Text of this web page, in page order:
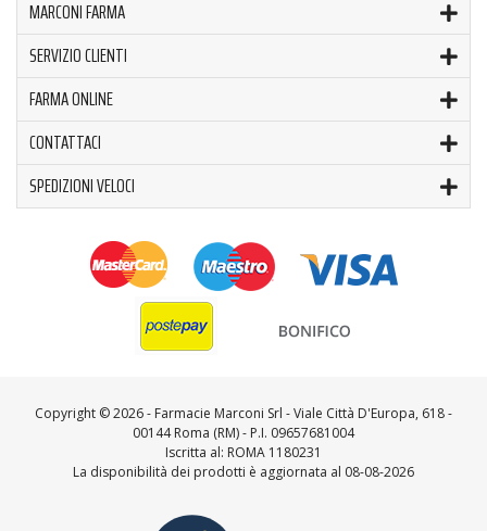
MARCONI FARMA
SERVIZIO CLIENTI
FARMA ONLINE
CONTATTACI
SPEDIZIONI VELOCI
Copyright ©2026 - Farmacie Marconi Srl - Viale Città D'Europa, 618 -
00144 Roma (RM) - P.I. 09657681004
Iscritta al: ROMA 1180231
La disponibilità dei prodotti è aggiornata al 08-08-2026